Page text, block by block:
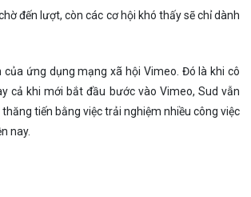
đến lượt, còn các cơ hội khó thấy sẽ chỉ dành
ứng dụng mạng xã hội Vimeo. Đó là khi cô
cả khi mới bắt đầu bước vào Vimeo, Sud vẫn
tiến bằng việc trải nghiệm nhiều công việc
nay.